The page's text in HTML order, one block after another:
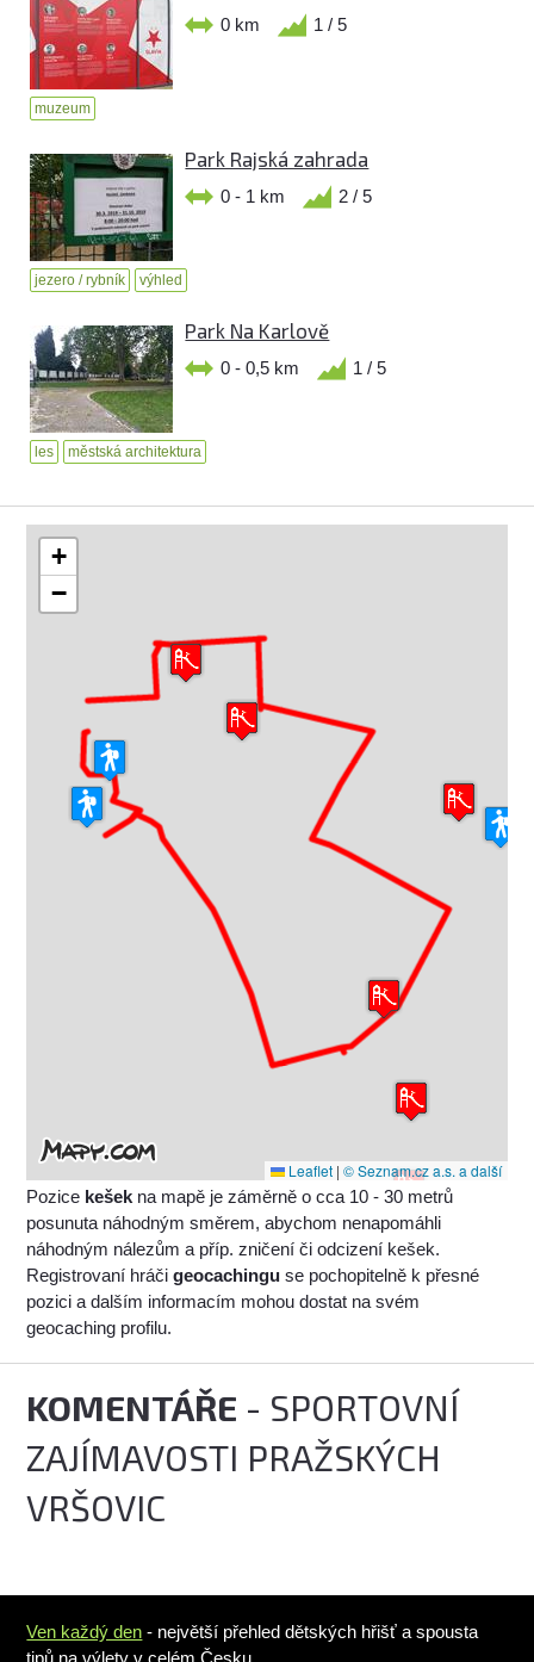
0 km 1 / 5
muzeum
Park Rajská zahrada
0 - 1 km 2 / 5
jezero / rybník výhled
Park Na Karlově
0 - 0,5 km 1 / 5
les městská architektura
+
−
Leaflet | © Seznam.cz a.s. a další
Pozice kešek na mapě je záměrně o cca 10 - 30 metrů
posunuta náhodným směrem, abychom nenapomáhli
náhodným nálezům a příp. zničení či odcizení kešek.
Registrovaní hráčigeocachingu se pochopitelně k přesné
pozici a dalším informacím mohou dostat na svém
geocaching profilu.
KOMENTÁŘE - SPORTOVNÍ
ZAJÍMAVOSTI PRAŽSKÝCH
VRŠOVIC
Ven každý den - největší přehled dětských hřišť a spousta
tipů na výlety v celém Česku